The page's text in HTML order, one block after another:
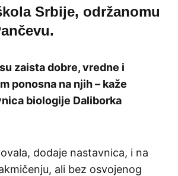
Srbije, održanomu
zaista dobre, vredne i
ponosna na njih – kaže
biologije Daliborka
dodaje nastavnica, i na
ali bez osvojenog